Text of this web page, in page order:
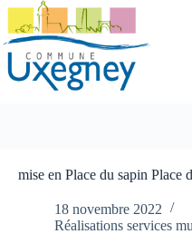
Passer
contenu
mise en Place du sapin Place
18 novembre 2022
Réalisations services